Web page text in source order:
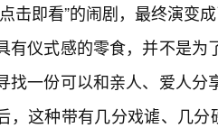
击即看”的闹剧，最终演变
有仪式感的零食，并不是
找一份可以和亲人、爱人
，这种带有几分戏谑、几